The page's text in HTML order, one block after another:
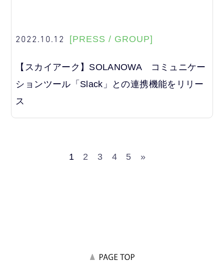
2022.10.12 [PRESS / GROUP]
【スカイアーク】SOLANOWA コミュニケー
ションツール「Slack」との連携機能をリリー
ス
1 2 3 4 5 »